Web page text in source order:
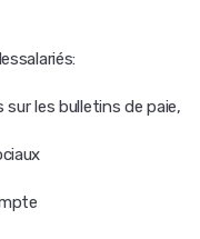
les bulletins de paie,